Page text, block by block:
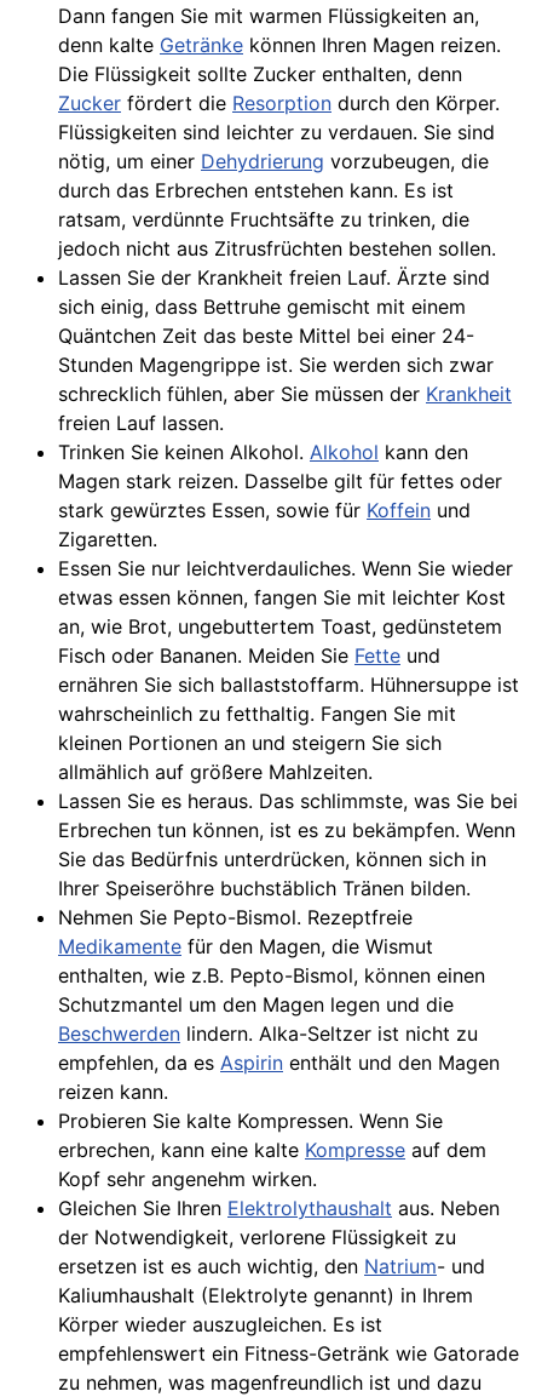
Dann fangen Sie mit warmen Flüssigkeiten an,
denn kalte Getränke können Ihren Magen reizen.
Die Flüssigkeit sollte Zucker enthalten, denn
Zucker fördert die Resorption durch den Körper.
Flüssigkeiten sind leichter zu verdauen. Sie sind
nötig, um einer Dehydrierung vorzubeugen, die
durch das Erbrechen entstehen kann. Es ist
ratsam, verdünnte Fruchtsäfte zu trinken, die
jedoch nicht aus Zitrusfrüchten bestehen sollen.
Lassen Sie der Krankheit freien Lauf. Ärzte sind
sich einig, dass Bettruhe gemischt mit einem
Quäntchen Zeit das beste Mittel bei einer 24-
Stunden Magengrippe ist. Sie werden sich zwar
schrecklich fühlen, aber Sie müssen der Krankheit
freien Lauf lassen.
Trinken Sie keinen Alkohol. Alkohol kann den
Magen stark reizen. Dasselbe gilt für fettes oder
stark gewürztes Essen, sowie für Koffein und
Zigaretten.
Essen Sie nur leichtverdauliches. Wenn Sie wieder
etwas essen können, fangen Sie mit leichter Kost
an, wie Brot, ungebuttertem Toast, gedünstetem
Fisch oder Bananen. Meiden Sie Fette und
ernähren Sie sich ballaststoffarm. Hühnersuppe ist
wahrscheinlich zu fetthaltig. Fangen Sie mit
kleinen Portionen an und steigern Sie sich
allmählich auf größere Mahlzeiten.
Lassen Sie es heraus. Das schlimmste, was Sie bei
Erbrechen tun können, ist es zu bekämpfen. Wenn
Sie das Bedürfnis unterdrücken, können sich in
Ihrer Speiseröhre buchstäblich Tränen bilden.
Nehmen Sie Pepto-Bismol. Rezeptfreie
Medikamente für den Magen, die Wismut
enthalten, wie z.B. Pepto-Bismol, können einen
Schutzmantel um den Magen legen und die
Beschwerden lindern. Alka-Seltzer ist nicht zu
empfehlen, da es Aspirin enthält und den Magen
reizen kann.
Probieren Sie kalte Kompressen. Wenn Sie
erbrechen, kann eine kalte Kompresse auf dem
Kopf sehr angenehm wirken.
Gleichen Sie Ihren Elektrolythaushalt aus. Neben
der Notwendigkeit, verlorene Flüssigkeit zu
ersetzen ist es auch wichtig, den Natrium- und
Kaliumhaushalt (Elektrolyte genannt) in Ihrem
Körper wieder auszugleichen. Es ist
empfehlenswert ein Fitness-Getränk wie Gatorade
zu nehmen, was magenfreundlich ist und dazu